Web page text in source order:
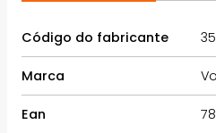
Código do fabricante
Marca
Ean